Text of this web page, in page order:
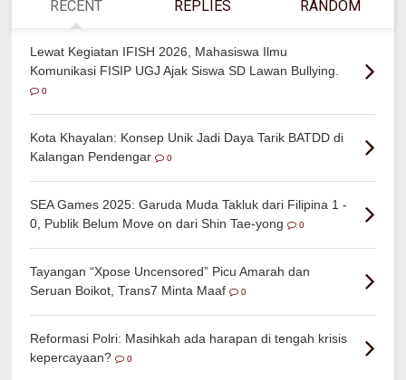
RECENT REPLIES RANDOM
Lewat Kegiatan IFISH 2026, Mahasiswa Ilmu
Komunikasi FISIP UGJ Ajak Siswa SD Lawan Bullying.
0
Kota Khayalan: Konsep Unik Jadi Daya Tarik BATDD di
Kalangan Pendengar
0
SEA Games 2025: Garuda Muda Takluk dari Filipina 1 -
0, Publik Belum Move on dari Shin Tae-yong
0
Tayangan “Xpose Uncensored” Picu Amarah dan
Seruan Boikot, Trans7 Minta Maaf
0
Reformasi Polri: Masihkah ada harapan di tengah krisis
kepercayaan?
0